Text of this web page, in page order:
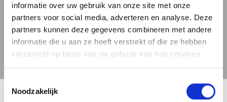
informatie over uw gebruik van onze site met onze
partners voor social media, adverteren en analyse. Deze
partners kunnen deze gegevens combineren met andere
informatie die u aan ze heeft verstrekt of die ze hebben
verzameld op basis van uw gebruik van hun services.
Toestemmingsselectie
Noodzakelijk
FRUITBIER🍺 LEEFDTIJDSCHECK 🍺